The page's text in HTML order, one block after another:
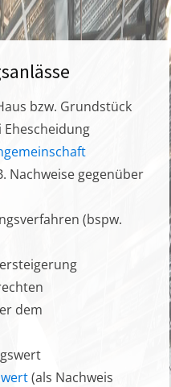
bzw. Grundstück
Nachweise gegenüber
(bspw.
dem
(als Nachweis